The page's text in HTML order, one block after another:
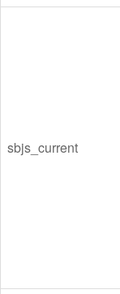
sbjs_current